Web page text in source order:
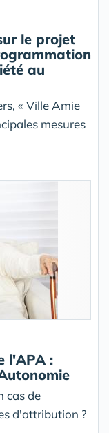
le projet
au
« Ville Amie
mesures
l'APA :
cas de
d'attribution ?